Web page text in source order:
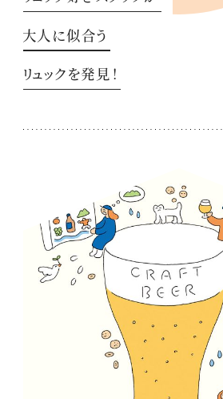
大人に似合う
リュックを発見！